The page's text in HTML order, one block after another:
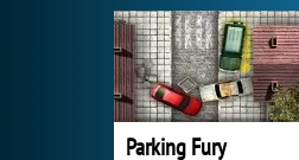
Parking Fury